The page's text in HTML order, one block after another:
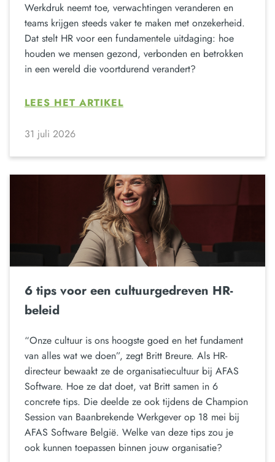
Werkdruk neemt toe, verwachtingen veranderen en
teams krijgen steeds vaker te maken met onzekerheid.
Dat stelt HR voor een fundamentele uitdaging: hoe
houden we mensen gezond, verbonden en betrokken
in een wereld die voortdurend verandert?
LEES HET ARTIKEL
31 juli 2026
6 tips voor een cultuurgedreven HR-
beleid
“Onze cultuur is ons hoogste goed en het fundament
van alles wat we doen”, zegt Britt Breure. Als HR-
directeur bewaakt ze de organisatiecultuur bij AFAS
Software. Hoe ze dat doet, vat Britt samen in 6
concrete tips. Die deelde ze ook tijdens de Champion
Session van Baanbrekende Werkgever op 18 mei bij
AFAS Software België. Welke van deze tips zou je
ook kunnen toepassen binnen jouw organisatie?